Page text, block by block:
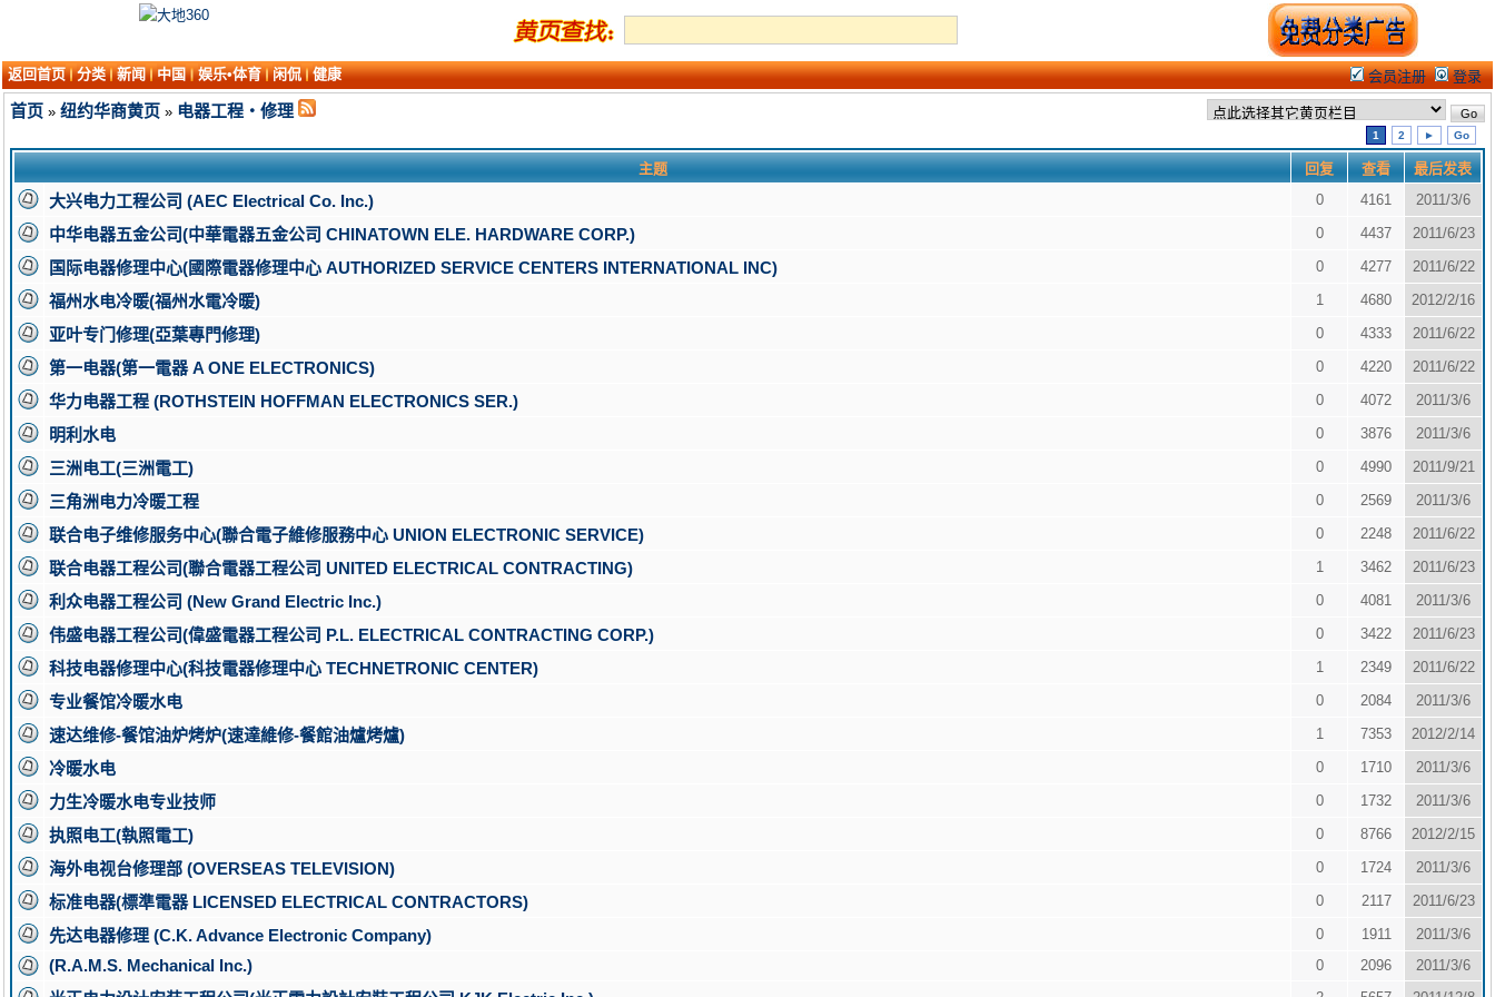
返回首页 分类 新闻 中国 娱乐•体育 闲侃 健康 会员注册 登录
首页 » 纽约华商黄页 » 电器工程・修理
1 2 ► Go
主题 回复 查看 最后发表
大兴电力工程公司 (AEC Electrical Co. Inc.) 0 4161 2011/3/6
中华电器五金公司(中華電器五金公司 CHINATOWN ELE. HARDWARE CORP.) 0 4437 2011/6/23
国际电器修理中心(國際電器修理中心 AUTHORIZED SERVICE CENTERS INTERNATIONAL INC) 0 4277 2011/6/22
福州水电冷暖(福州水電冷暖) 1 4680 2012/2/16
亚叶专门修理(亞葉專門修理) 0 4333 2011/6/22
第一电器(第一電器 A ONE ELECTRONICS) 0 4220 2011/6/22
华力电器工程 (ROTHSTEIN HOFFMAN ELECTRONICS SER.) 0 4072 2011/3/6
明利水电 0 3876 2011/3/6
三洲电工(三洲電工) 0 4990 2011/9/21
三角洲电力冷暖工程 0 2569 2011/3/6
联合电子维修服务中心(聯合電子維修服務中心 UNION ELECTRONIC SERVICE) 0 2248 2011/6/22
联合电器工程公司(聯合電器工程公司 UNITED ELECTRICAL CONTRACTING) 1 3462 2011/6/23
利众电器工程公司 (New Grand Electric Inc.) 0 4081 2011/3/6
伟盛电器工程公司(偉盛電器工程公司 P.L. ELECTRICAL CONTRACTING CORP.) 0 3422 2011/6/23
科技电器修理中心(科技電器修理中心 TECHNETRONIC CENTER) 1 2349 2011/6/22
专业餐馆冷暖水电 0 2084 2011/3/6
速达维修-餐馆油炉烤炉(速達維修-餐館油爐烤爐) 1 7353 2012/2/14
冷暖水电 0 1710 2011/3/6
力生冷暖水电专业技师 0 1732 2011/3/6
执照电工(執照電工) 0 8766 2012/2/15
海外电视台修理部 (OVERSEAS TELEVISION) 0 1724 2011/3/6
标准电器(標準電器 LICENSED ELECTRICAL CONTRACTORS) 0 2117 2011/6/23
先达电器修理 (C.K. Advance Electronic Company) 0 1911 2011/3/6
(R.A.M.S. Mechanical Inc.) 0 2096 2011/3/6